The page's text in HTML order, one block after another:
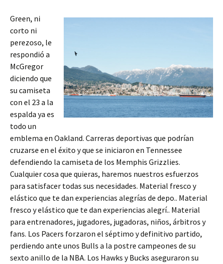
Green, ni
corto ni
perezoso, le
respondió a
McGregor
diciendo que
su camiseta
con el 23 a la
espalda ya es
todo un
emblema en Oakland. Carreras deportivas que podrían
cruzarse en el éxito y que se iniciaron en Tennessee
defendiendo la camiseta de los Memphis Grizzlies.
Cualquier cosa que quieras, haremos nuestros esfuerzos
para satisfacer todas sus necesidades. Material fresco y
elástico que te dan experiencias alegrías de depo.. Material
fresco y elástico que te dan experiencias alegrí.. Material
para entrenadores, jugadores, jugadoras, niños, árbitros y
fans. Los Pacers forzaron el séptimo y definitivo partido,
perdiendo ante unos Bulls a la postre campeones de su
sexto anillo de la NBA. Los Hawks y Bucks aseguraron su